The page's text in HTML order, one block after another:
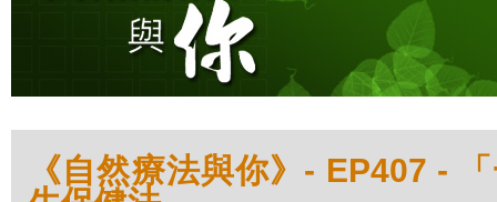
《自然療法與你》- EP407 -